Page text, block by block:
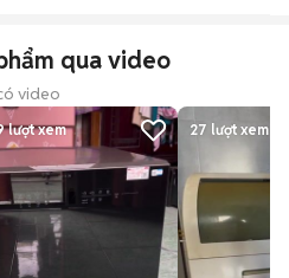
qua video
video
lượt xem 27 lượt xem